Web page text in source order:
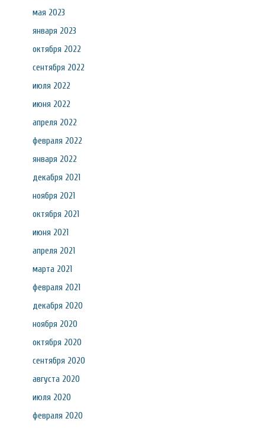
мая 2023
января 2023
октября 2022
сентября 2022
июля 2022
июня 2022
апреля 2022
февраля 2022
января 2022
декабря 2021
ноября 2021
октября 2021
июня 2021
апреля 2021
марта 2021
февраля 2021
декабря 2020
ноября 2020
октября 2020
сентября 2020
августа 2020
июля 2020
февраля 2020